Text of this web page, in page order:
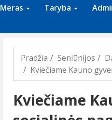
Meras Taryba
Pradžia Seniūnijos
Kviečiame Kauno
Kviečiame